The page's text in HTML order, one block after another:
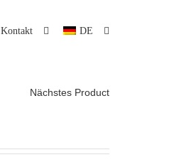
Kontakt DE
Nächstes Product